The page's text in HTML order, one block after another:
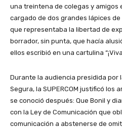
una treintena de colegas y amigos
cargado de dos grandes lápices
que representaba la libertad de
borrador, sin punta, que hacía
ellos escribió en una cartulina
Durante la audiencia presidida por
Segura, la SUPERCOM justificó los
se conoció después: Que Bonil y
con la Ley de Comunicación que
comunicación a abstenerse de